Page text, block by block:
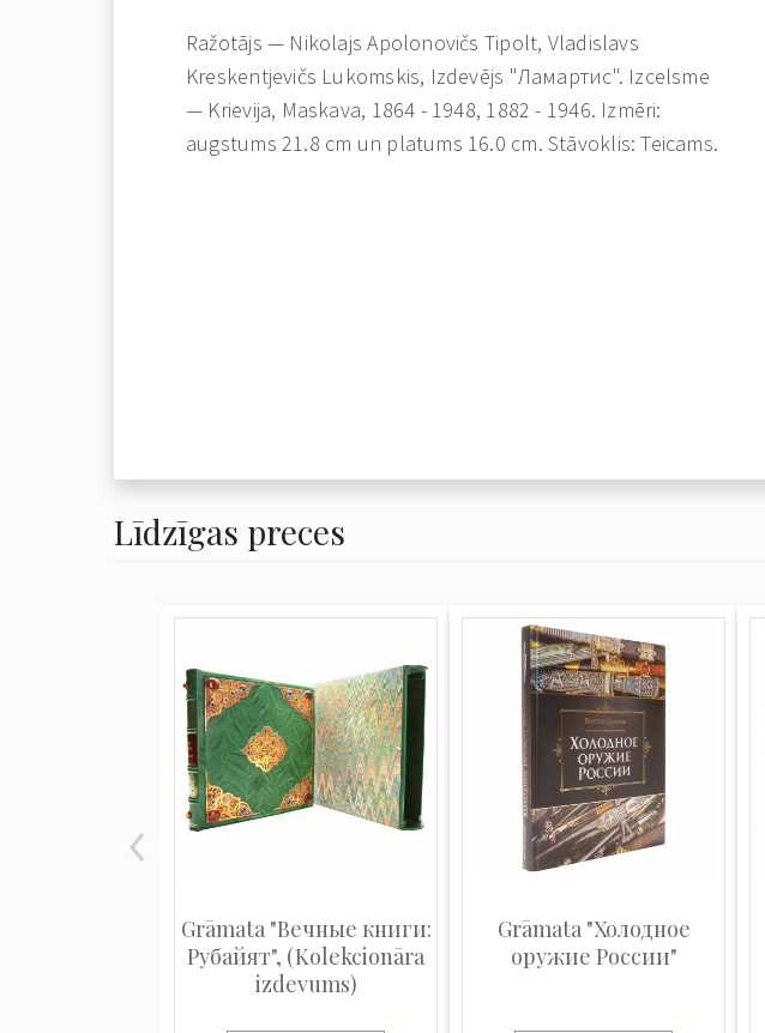
Ražotājs — Nikolajs Apolonovičs Tipolt, Vladislavs
Kreskentjevičs Lukomskis, Izdevējs "Ламартис". Izcelsme
— Krievija, Maskava, 1864 - 1948, 1882 - 1946. Izmēri:
augstums 21.8 cm un platums 16.0 cm. Stāvoklis: Teicams.
Līdzīgas preces
Grāmata "Вечные книги:
Рубайят", (Kolekcionāra
izdevums)
Grāmata "Холодное
оружие России"